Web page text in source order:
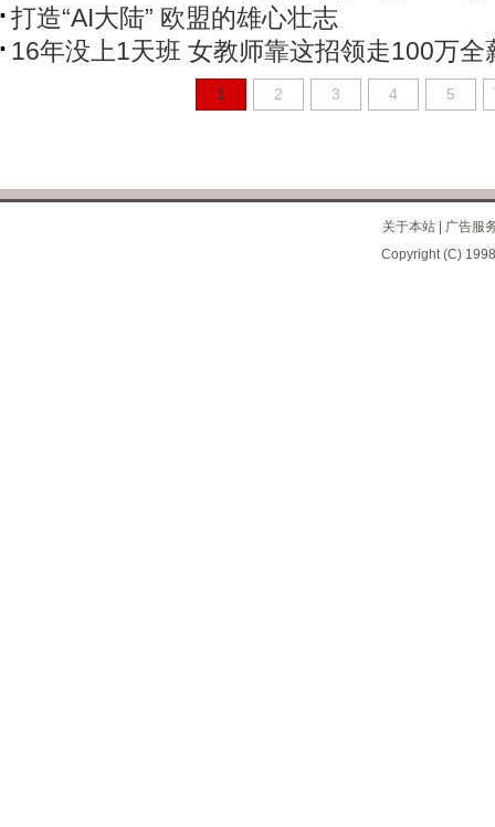
打造“AI大陆” 欧盟的雄心壮志
16年没上1天班 女教师靠这招领走100万全
1 2 3 4 5
关于本站|
广告服
Copyright (C)